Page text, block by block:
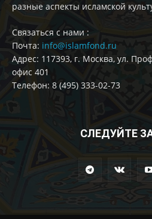
разные аспекты исламской
Cвязаться с нами :
Почта: info@islamfond.ru
Адрес: 117393, г. Москва, ул.
офис 401
Телефон: 8 (495) 333-02-73
СЛЕДУЙТЕ